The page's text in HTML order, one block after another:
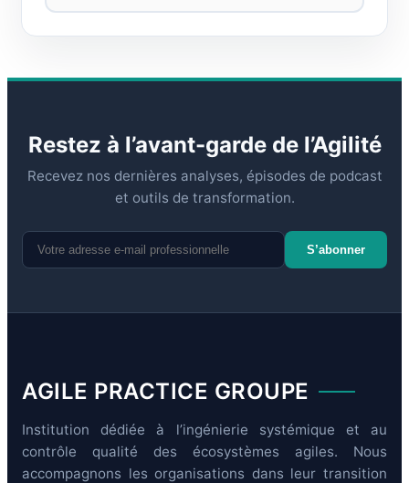
Restez à l’avant-garde de l’Agilité
Recevez nos dernières analyses, épisodes de podcast
et outils de transformation.
S’abonner
AGILE PRACTICE GROUPE
Institution dédiée à l’ingénierie systémique et au
contrôle qualité des écosystèmes agiles. Nous
accompagnons les organisations dans leur transition